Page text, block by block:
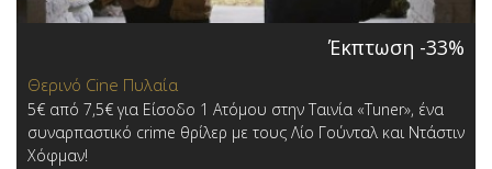
Έκπτωση -33%
Θερινό Cine Πυλαία
5€ από 7,5€ για Είσοδο 1 Ατόμου στην Ταινία «Tuner», ένα
συναρπαστικό crime θρίλερ με τους Λίο Γούνταλ και Ντάστιν
Χόφμαν!